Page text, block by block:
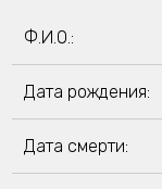
Ф.И.О.:
Дата рождения:
Дата смерти: